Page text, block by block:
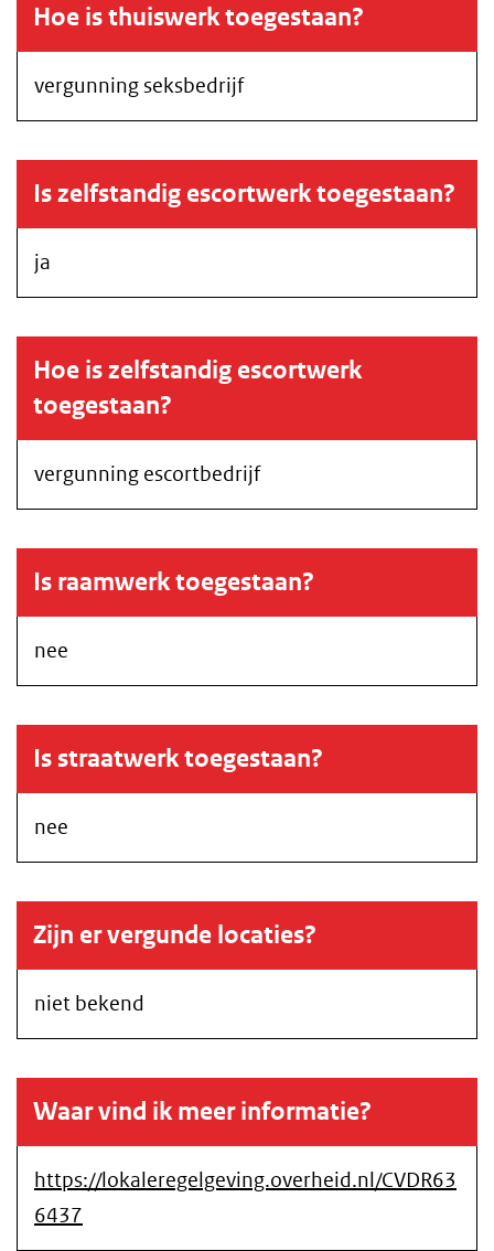
Hoe is thuiswerk toegestaan?
vergunning seksbedrijf
Is zelfstandig escortwerk toegestaan?
ja
Hoe is zelfstandig escortwerk
toegestaan?
vergunning escortbedrijf
Is raamwerk toegestaan?
nee
Is straatwerk toegestaan?
nee
Zijn er vergunde locaties?
niet bekend
Waar vind ik meer informatie?
https://lokaleregelgeving.overheid.nl/CVDR63
6437